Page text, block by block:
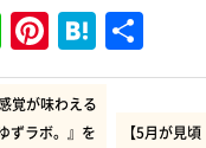
LinePinterest
Hatena
有
覚が味わえる
ずラボ。』を
【5月が見